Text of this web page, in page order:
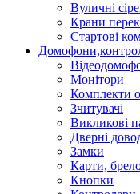
Вуличні
Крани
Стартові
Монітори
Комплекти
Зчитувачі
Викликові
Дверні
Замки
Карти,
Кнопки